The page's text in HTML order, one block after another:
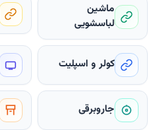
ماشین
لباسشویی
کولر و اسپلیت
جاروبرقی